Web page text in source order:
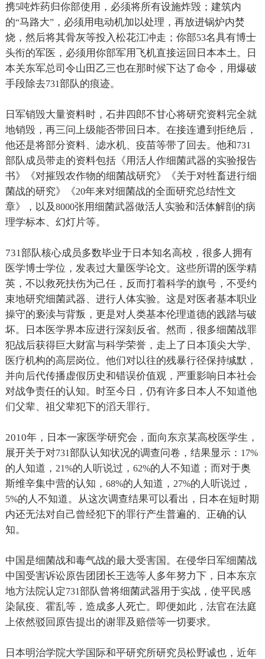
携5吨炸药归你部使用，必须将所有设施炸毁；建筑内
的“马路大”，必须用电动机加以处理，再放进锅炉内焚
烧，然后将其骨灰等投入松花江冲走；你部53名具有博士
头衔的军医，必须用你部军用飞机直接运回日本本土。日
本关东军总司令山田乙三也在那时候下达了命令，用爆破
手段除去731部队的痕迹。
日军销毁大量资料时，石井四郎不甘心将研究资料完全就
地销毁，再三问上级能否带回日本。在接连遭到拒绝后，
他还是将部分资料、滤水机、疫苗等带了回去。他和731
部队成员带走的资料包括《用活人作细菌武器的实验报告
书》《对摧毁农作物的细菌战研究》《关于对牲畜进行细
菌战的研究》《20年来对细菌战的全面研究总结性文
章》，以及8000张用细菌武器做活人实验和活体解剖的病
理学标本、幻灯片等。
731部队核心成员多数毕业于日本知名高校，很多人拥有
医学博士学位，发表过大量医学论文。这些所谓的医学精
英，不以救死扶伤为己任，反而打着科学的旗号，不受约
束地研究细菌武器、进行人体实验。这是对医者基本职业
操守的亵渎与背叛，更是对人类基本伦理道德的践踏与破
坏。日本医学界本应进行深刻反省。然而，很多细菌战罪
犯战后获得巨大财富与科学荣誉，走上了日本顶尖大学、
医疗机构的高层岗位。他们对以往的残暴行径保持缄默，
并向后代传播虚假历史和错误价值观，严重影响日本社会
对战争责任的认知。时至今日，仍有许多日本人不知道他
们父辈、祖父辈犯下的滔天罪行。
2010年，日本一家医学研究会，面向东京某高校医学生，
展开关于对731部队认知状况的调查问卷，结果显示： 17%
的人知道， 21%的人听说过， 62%的人不知道；而对于奥
斯维辛集中营的认知， 68%的人知道， 27%的人听说过，
5%的人不知道。从这次调查结果可以看出，日本在短时期
内还无法对自己曾经犯下的罪行产生普遍的、正确的认
知。
中国是细菌战和毒气战的最大受害国。在侵华日军细菌战
中国受害诉讼原告团团长王选等人多年努力下，日本东京
地方法院认定731部队曾将细菌武器用于实战，使平民感
染鼠疫、霍乱等，造成多人死亡。即便如此，法官在法庭
上依然驳回原告提出的谢罪及赔偿等一切要求。
日本明治学院大学国际和平研究所研究员松野诚也，近年